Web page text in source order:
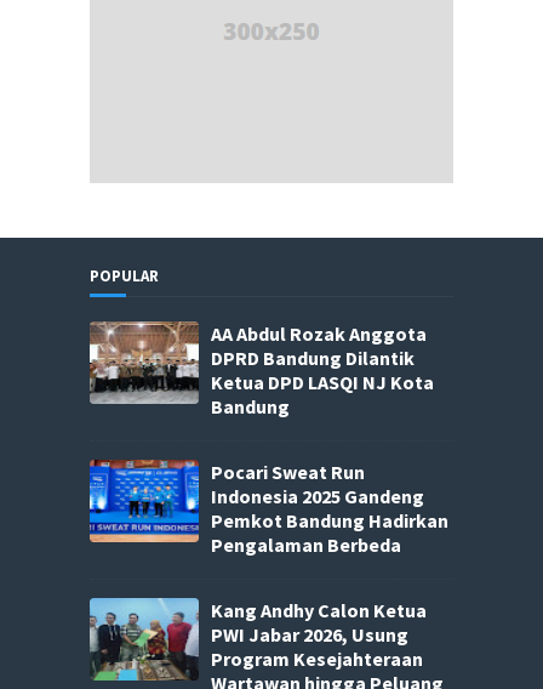
POPULAR
AA Abdul Rozak Anggota
DPRD Bandung Dilantik
Ketua DPD LASQI NJ Kota
Bandung
Pocari Sweat Run
Indonesia 2025 Gandeng
Pemkot Bandung Hadirkan
Pengalaman Berbeda
Kang Andhy Calon Ketua
PWI Jabar 2026, Usung
Program Kesejahteraan
Wartawan hingga Peluang